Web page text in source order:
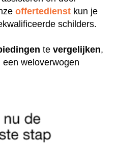
offertedienst kun je
schilders.
te vergelijken,
weloverwogen